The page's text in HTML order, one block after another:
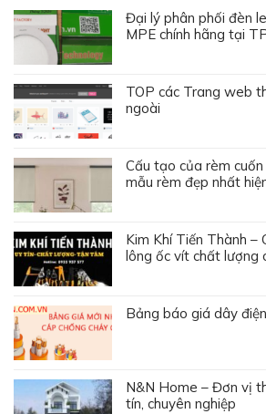
Đại lý phân phối đèn
MPE chính hãng tại
TOP các Trang web
ngoài
Cấu tạo của rèm
mẫu rèm đẹp nhất
Kim Khí Tiến Thành –
lông ốc vít chất lượng
Bảng báo giá dây
N&N Home – Đơn vị
tín, chuyên nghiệp